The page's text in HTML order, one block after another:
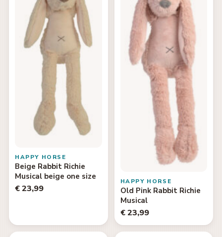
HAPPY HORSE
Beige Rabbit Richie
Musical beige one size
€ 23,99
HAPPY HORSE
Old Pink Rabbit Richie
Musical
€ 23,99